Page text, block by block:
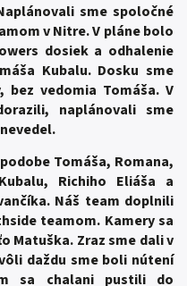
sme spoločné
v Nitre. V pláne bolo
dosiek a odhalenie
Kubalu. Dosku sme
vedomia Tomáša. V
naplánovali sme
Tomáša, Romana,
Richiho Eliáša a
Náš team doplnili
teamom. Kamery sa
Matuška. Zraz sme dali v
daždu sme boli nútení
sa chalani pustili do